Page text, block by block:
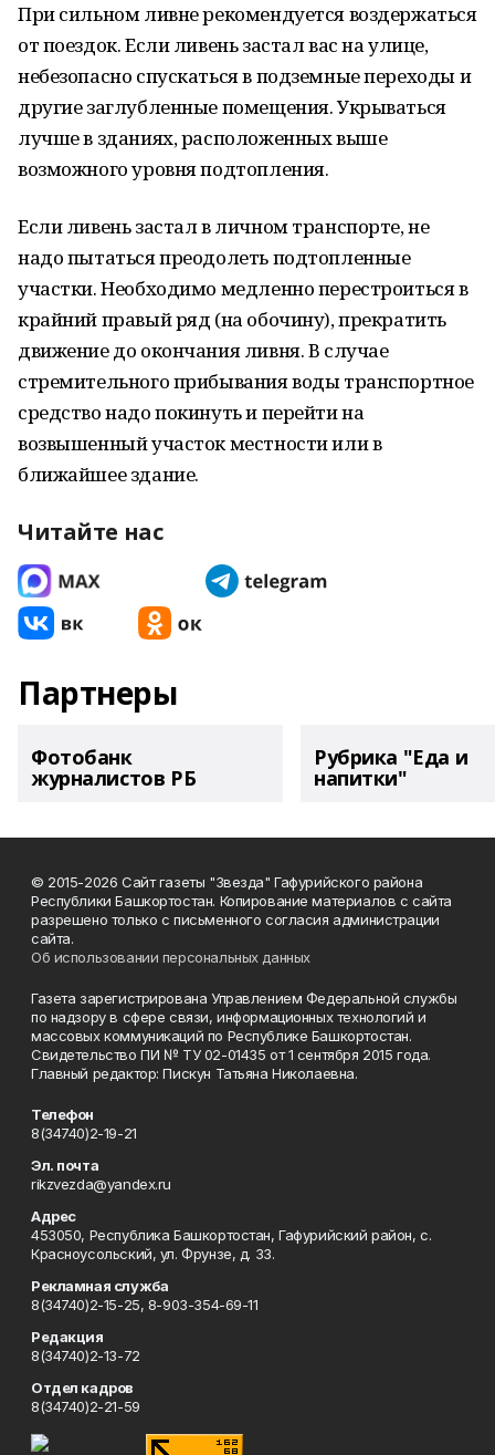
При сильном ливне рекомендуется воздержаться
от поездок. Если ливень застал вас на улице,
небезопасно спускаться в подземные переходы и
другие заглубленные помещения. Укрываться
лучше в зданиях, расположенных выше
возможного уровня подтопления.
Если ливень застал в личном транспорте, не
надо пытаться преодолеть подтопленные
участки. Необходимо медленно перестроиться в
крайний правый ряд (на обочину), прекратить
движение до окончания ливня. В случае
стремительного прибывания воды транспортное
средство надо покинуть и перейти на
возвышенный участок местности или в
ближайшее здание.
Читайте нас
Партнеры
Фотобанк
журналистов РБ
Рубрика "Еда и
напитки"
© 2015-2026 Сайт газеты "Звезда" Гафурийского района
Республики Башкортостан. Копирование материалов с сайта
разрешено только с письменного согласия администрации
сайта.
Об использовании персональных данных
Газета зарегистрирована Управлением Федеральной службы
по надзору в сфере связи, информационных технологий и
массовых коммуникаций по Республике Башкортостан.
Свидетельство ПИ № ТУ 02-01435 от 1 сентября 2015 года.
Главный редактор: Пискун Татьяна Николаевна.
Телефон
8(34740)2-19-21
Эл. почта
rikzvezda@yandex.ru
Адрес
453050, Республика Башкортостан, Гафурийский район, с.
Красноусольский, ул. Фрунзе, д. 33.
Рекламная служба
8(34740)2-15-25, 8-903-354-69-11
Редакция
8(34740)2-13-72
Отдел кадров
8(34740)2-21-59